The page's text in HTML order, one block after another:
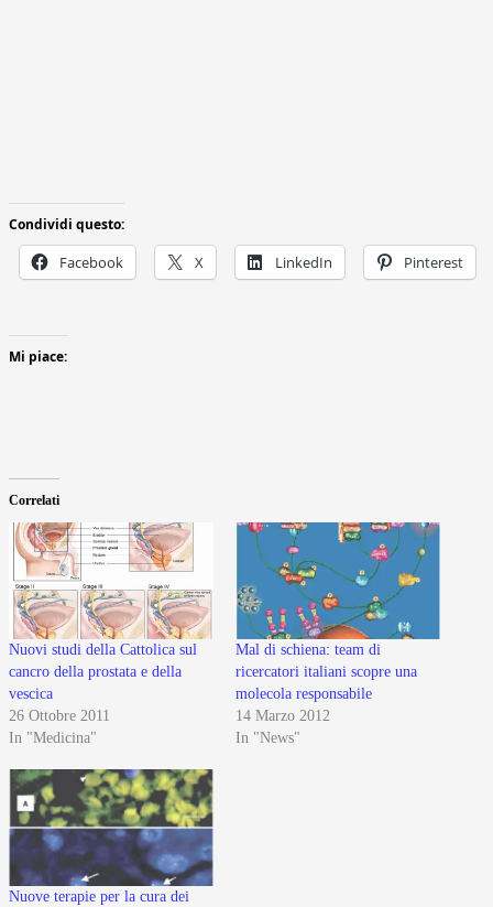
Condividi questo:
Facebook X LinkedIn Pinterest
Mi piace:
Correlati
Nuovi studi della Cattolica sul
cancro della prostata e della
vescica
26 Ottobre 2011
In "Medicina"
Mal di schiena: team di
ricercatori italiani scopre una
molecola responsabile
14 Marzo 2012
In "News"
Nuove terapie per la cura dei